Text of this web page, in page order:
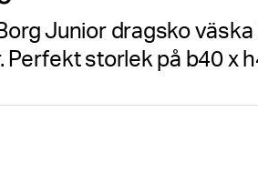
Junior dragsko väska
Perfekt storlek på b40 x